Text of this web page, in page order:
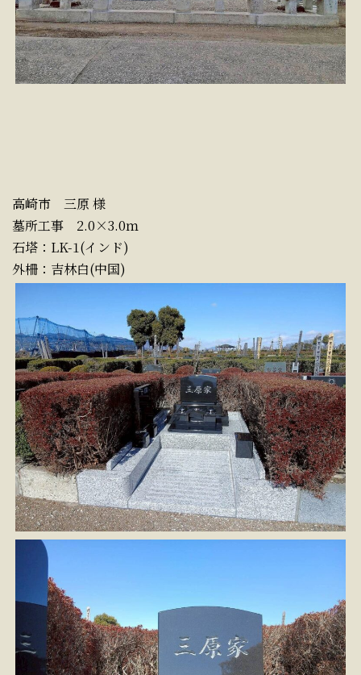
高崎市 三原 様
墓所工事 2.0×3.0ｍ
石塔：LK-1(インド)
外柵：吉林白(中国)